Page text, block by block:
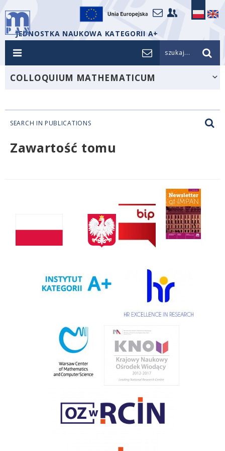
JEDNOSTKA NAUKOWA KATEGORII A+
szukaj...
COLLOQUIUM MATHEMATICUM
SEARCH IN PUBLICATIONS
Zawartość tomu